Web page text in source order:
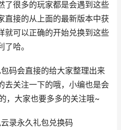
了很多的玩家都是会遇到这些
直接的从上面的最新版本中获
就可以正确的开始兑换到这些
了哈。
会直接的给大家整理出来
去关注一下的哦，小编也是会
，大家也要多多的关注哦~
永久礼包兑换码